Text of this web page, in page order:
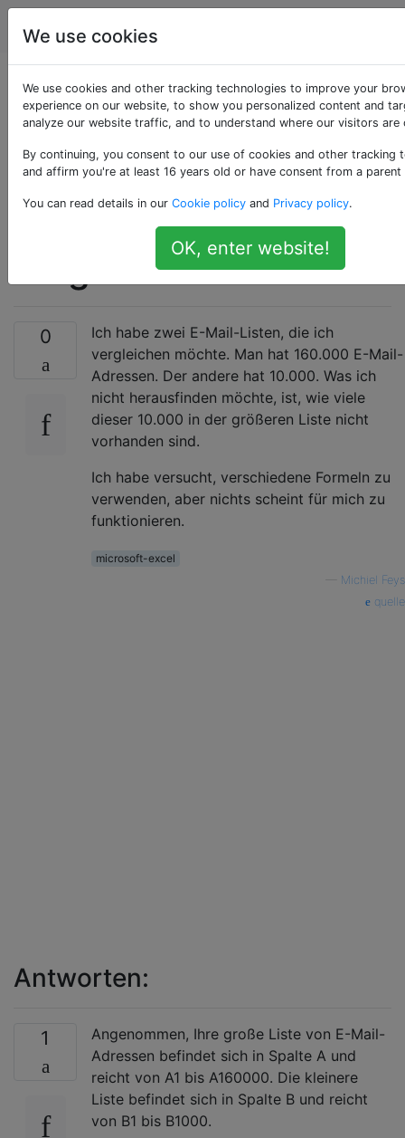
Computerbenutzer
Suche nach
eindeutigen E-Mails,
bei denen zwei
Spalten in Excel
verglichen werden
0
Ich habe zwei E-Mail-Listen, die ich
vergleichen möchte. Man hat 160.000 E-Mail-
Adressen. Der andere hat 10.000. Was ich
nicht herausfinden möchte, ist, wie viele
dieser 10.000 in der größeren Liste nicht
vorhanden sind.
Ich habe versucht, verschiedene Formeln zu
verwenden, aber nichts scheint für mich zu
funktionieren.
microsoft-excel
Michiel Feys
quelle
Antworten:
1
Angenommen, Ihre große Liste von E-Mail-
Adressen befindet sich in Spalte A und
reicht von A1 bis A160000. Die kleinere
Liste befindet sich in Spalte B und reicht
von B1 bis B1000.
We use cookies
We use cookies and other tracking technologies to improve your
experience on our website, to show you personalized content and
analyze our website traffic, and to understand where our visitors are
By continuing, you consent to our use of cookies and other tracking
and affirm you're at least 16 years old or have consent from a parent
You can read details in our Cookie policy and Privacy policy.
OK, enter website!